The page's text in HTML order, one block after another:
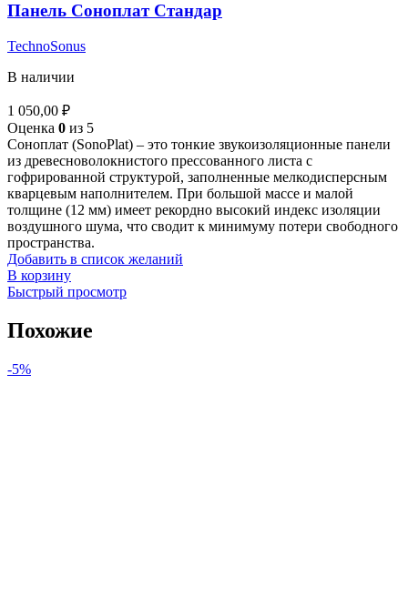
Панель Соноплат Стандар
TechnoSonus
В наличии
1 050,00 ₽
Оценка 0 из 5
Соноплат (SonoPlat) – это тонкие звукоизоляционные панели
из древесноволокнистого прессованного листа с
гофрированной структурой, заполненные мелкодисперсным
кварцевым наполнителем. При большой массе и малой
толщине (12 мм) имеет рекордно высокий индекс изоляции
воздушного шума, что сводит к минимуму потери свободного
пространства.
Добавить в список желаний
В корзину
Быстрый просмотр
Похожие
-5%